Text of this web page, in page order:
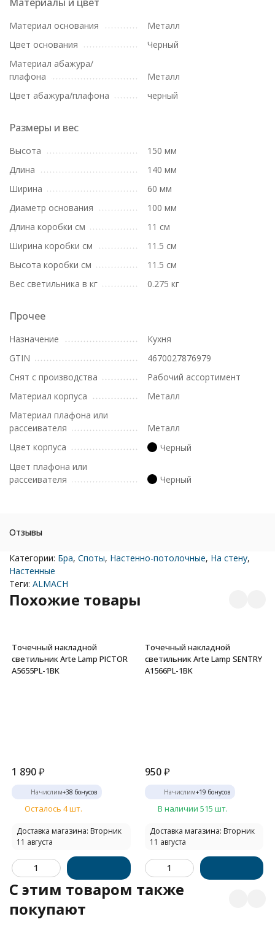
Материал основания
Металл
Цвет основания
Черный
Материал абажура/
плафона
Металл
Цвет абажура/плафона
черный
Размеры и вес
Высота
150 мм
Длина
140 мм
Ширина
60 мм
Диаметр основания
100 мм
Длина коробки см
11 см
Ширина коробки см
11.5 см
Высота коробки см
11.5 см
Вес светильника в кг
0.275 кг
Прочее
Назначение
Кухня
GTIN
4670027876979
Снят с производства
Рабочий ассортимент
Материал корпуса
Металл
Материал плафона или
рассеивателя
Металл
Цвет корпуса
Черный
Цвет плафона или
рассеивателя
Черный
Отзывы
Категории: Бра, Споты, Настенно-потолочные, На стену,
Настенные
Теги: ALMACH
Похожие товары
Точечный накладной
светильник Arte Lamp PICTOR
A5655PL-1BK
1 890₽
Начислим+38 бонусов
Осталось 4 шт.
Доставка магазина: Вторник
11 августа
Точечный накладной
светильник Arte Lamp SENTRY
A1566PL-1BK
950 ₽
Начислим+19 бонусов
В наличии 515 шт.
Доставка магазина: Вторник
11 августа
C этим товаром также
покупают